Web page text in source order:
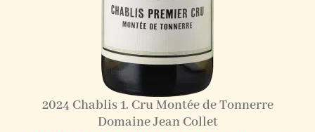
2024 Chablis 1. Cru Montée de Tonnerre
Domaine Jean Collet